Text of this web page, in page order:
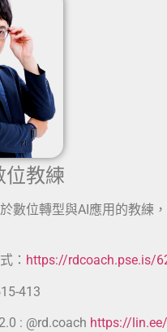
位教練
數位轉型與AI應用的教練
： https://rdcoach.pse.is/
413
: @rd.coach https://